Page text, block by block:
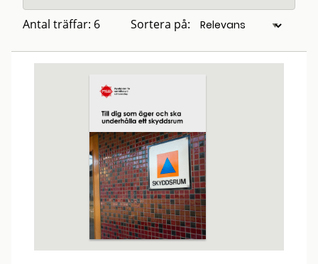
Antal träffar: 6 Sortera på: